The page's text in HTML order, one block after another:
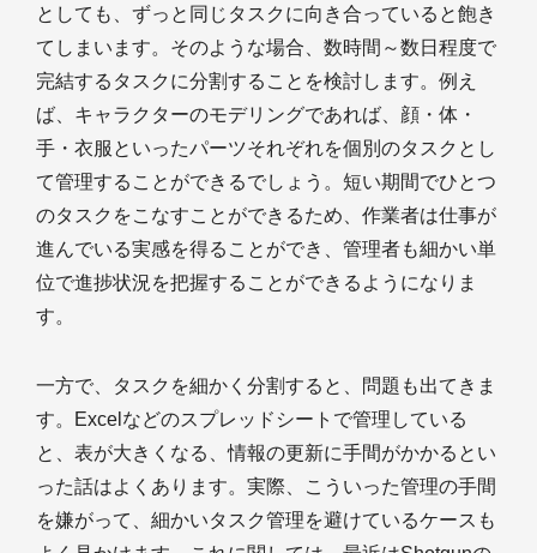
としても、ずっと同じタスクに向き合っていると飽き
てしまいます。そのような場合、数時間～数日程度で
完結するタスクに分割することを検討します。例え
ば、キャラクターのモデリングであれば、顔・体・
手・衣服といったパーツそれぞれを個別のタスクとし
て管理することができるでしょう。短い期間でひとつ
のタスクをこなすことができるため、作業者は仕事が
進んでいる実感を得ることができ、管理者も細かい単
位で進捗状況を把握することができるようになりま
す。
一方で、タスクを細かく分割すると、問題も出てきま
す。Excelなどのスプレッドシートで管理している
と、表が大きくなる、情報の更新に手間がかかるとい
った話はよくあります。実際、こういった管理の手間
を嫌がって、細かいタスク管理を避けているケースも